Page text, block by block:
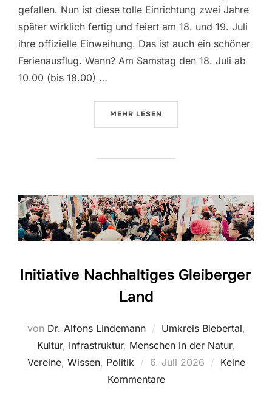
gefallen. Nun ist diese tolle Einrichtung zwei Jahre
später wirklich fertig und feiert am 18. und 19. Juli
ihre offizielle Einweihung. Das ist auch ein schöner
Ferienausflug. Wann? Am Samstag den 18. Juli ab
10.00 (bis 18.00) …
MEHR ÜBER „DIE ZEITENINSEL
LESEN
Initiative Nachhaltiges Gleiberger
Land
von Dr. Alfons Lindemann Umkreis Biebertal,
Kultur, Infrastruktur, Menschen in der Natur,
Vereine, Wissen, Politik
Veröffentlicht
am
6. Juli 2026
Keine
Kommentare